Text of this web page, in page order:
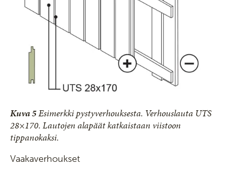
Kuva 5Esimerkki pystyverhouksesta. Verhouslauta UTS
28×170. Lautojen alapäät katkaistaan viistoon
tippanokaksi.
Vaakaverhoukset